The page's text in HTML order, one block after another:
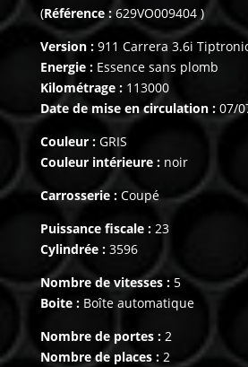
(Référence : 629VO009404 )
Version :911 Carrera 3.6i
Energie :Essence sans plomb
Kilométrage :113000
Date de mise en circulation :07/
Couleur :GRIS
Couleur intérieure : noir
Carrosserie :Coupé
Puissance fiscale :23
Cylindrée :3596
Nombre de vitesses :5
Boite :Boîte automatique
Nombre de portes : 2
Nombre de places :2